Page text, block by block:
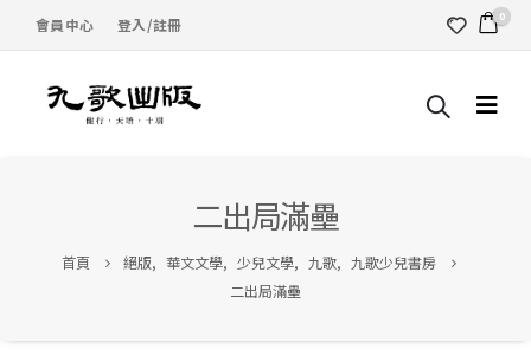
會員中心 登入/註冊 0
二出局滿壘
首頁 絕版, 華文文學, 少兒文學, 九歌, 九歌少兒書房
二出局滿壘